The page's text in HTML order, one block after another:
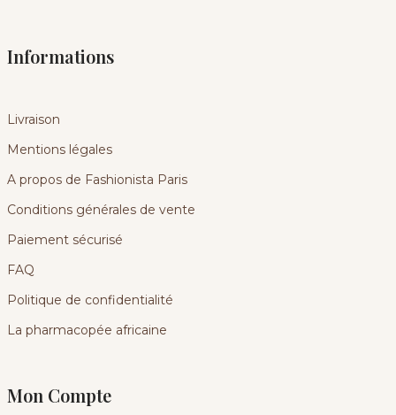
Informations
Livraison
Mentions légales
A propos de Fashionista Paris
Conditions générales de vente
Paiement sécurisé
FAQ
Politique de confidentialité
La pharmacopée africaine
Mon Compte